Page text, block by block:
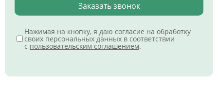
Заказать звонок
Нажимая на кнопку, я даю согласие на обработку
своих персональных данных в соответствии
с пользовательским соглашением.